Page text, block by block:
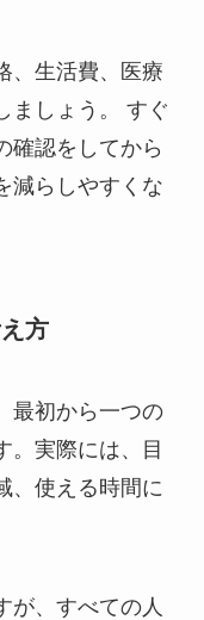
、生活費、医療
ましょう。 すぐ
確認をしてから
減らしやすくな
方
最初から一つの
。実際には、目
、使える時間に
が、すべての人